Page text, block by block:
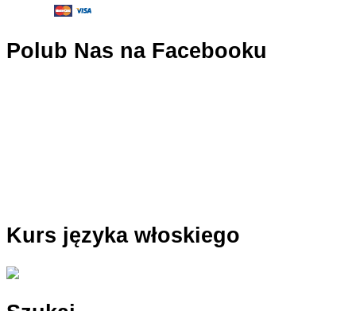
Polub Nas na Facebooku
Kurs języka włoskiego